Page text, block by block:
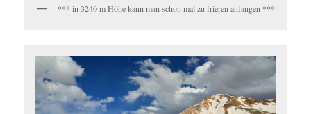
*** in 3240 m Höhe kann man schon mal zu frieren anfangen ***